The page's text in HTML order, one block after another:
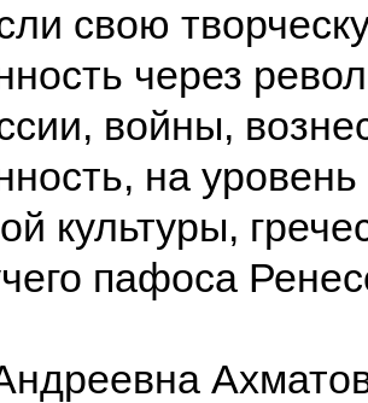
свою
через
войны,
на
культуры,
пафоса